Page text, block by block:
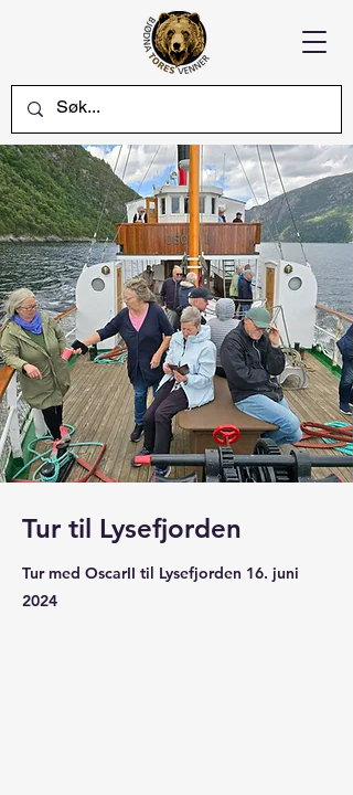
Tur til Lysefjorden
Tur med OscarII til Lysefjorden 16. juni
2024